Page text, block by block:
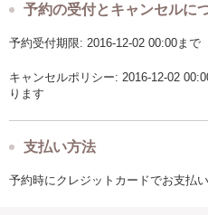
予約の受付とキャンセルに
予約受付期限: 2016-12-02 00:00まで
キャンセルポリシー: 2016-12-02
ります
支払い方法
予約時にクレジットカードでお支払い